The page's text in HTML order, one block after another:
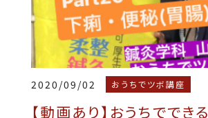
2020/09/02 おうちでツボ講座
【動画あり】おうちででき